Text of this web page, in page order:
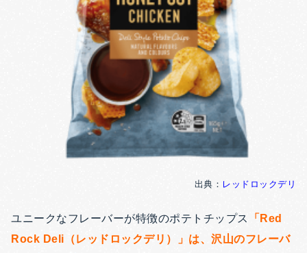
出典： レッドロックデリ
ユニークなフレーバーが特徴のポテトチップス
「Red
Rock Deli（レッドロックデリ）」は、沢山のフレーバ